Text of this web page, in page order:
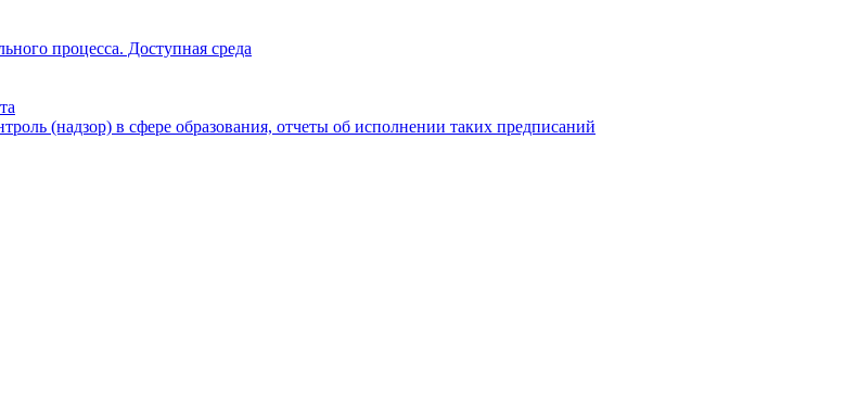
процесса. Доступная среда
(надзор) в сфере образования, отчеты об исполнении таких предписаний